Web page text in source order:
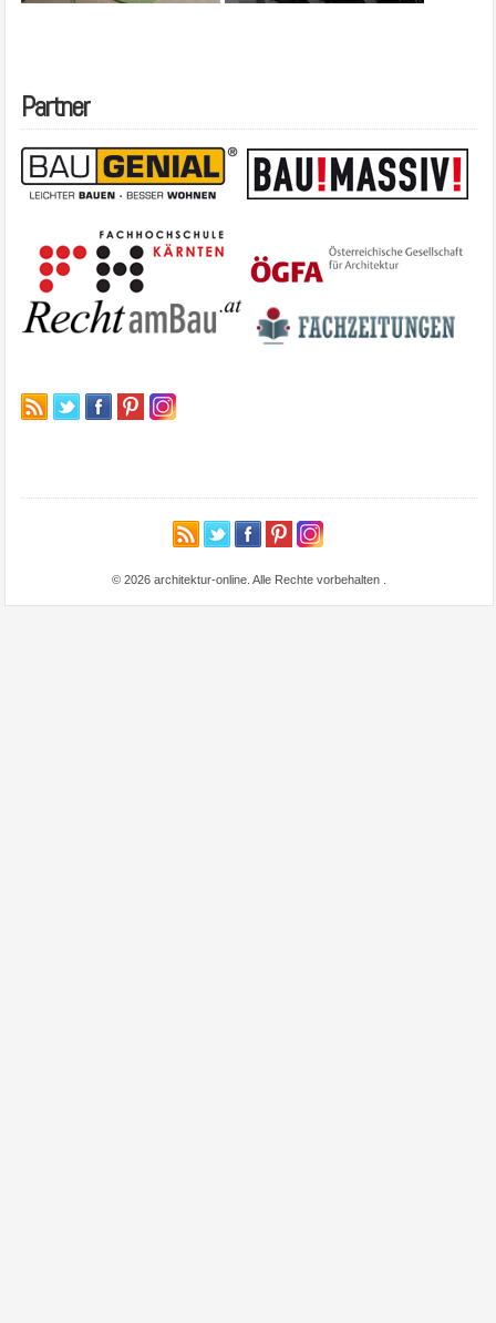
Partner
© 2026 architektur-online. Alle Rechte vorbehalten .